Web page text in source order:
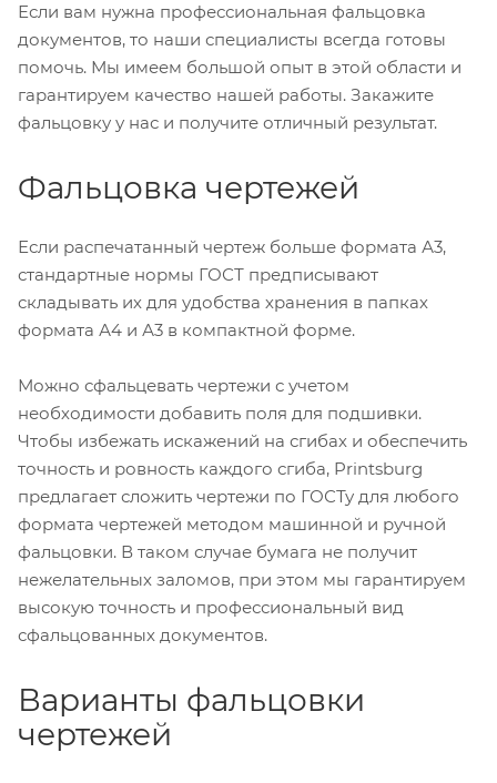
Если вам нужна профессиональная фальцовка
документов, то наши специалисты всегда готовы
помочь. Мы имеем большой опыт в этой области и
гарантируем качество нашей работы. Закажите
фальцовку у нас и получите отличный результат.
Фальцовка чертежей
Если распечатанный чертеж больше формата А3,
стандартные нормы ГОСТ предписывают
складывать их для удобства хранения в папках
формата А4 и А3 в компактной форме.
Можно сфальцевать чертежи с учетом
необходимости добавить поля для подшивки.
Чтобы избежать искажений на сгибах и обеспечить
точность и ровность каждого сгиба, Printsburg
предлагает сложить чертежи по ГОСТу для любого
формата чертежей методом машинной и ручной
фальцовки. В таком случае бумага не получит
нежелательных заломов, при этом мы гарантируем
высокую точность и профессиональный вид
сфальцованных документов.
Варианты фальцовки
чертежей